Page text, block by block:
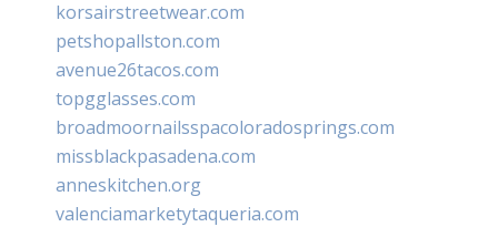
korsairstreetwear.com
petshopallston.com
avenue26tacos.com
topgglasses.com
broadmoornailsspacoloradosprings.com
missblackpasadena.com
anneskitchen.org
valenciamarketytaqueria.com